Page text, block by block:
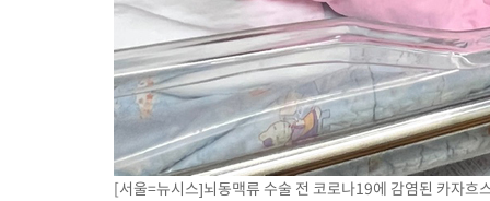
[서울=뉴시스]뇌동맥류 수술 전 코로나19에 감염된 카자흐